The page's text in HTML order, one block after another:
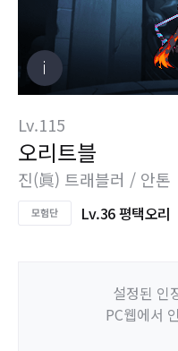
Lv.115
오리트블
진(眞) 트래블러 / 안톤
Lv.36 평택오리
설정된 인
PC웹에서